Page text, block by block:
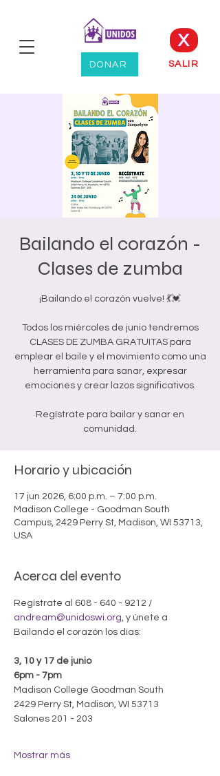
DONAR SALIR
X
Bailando el corazón -
Clases de zumba
¡Bailando el corazón vuelve! 💃💓
Todos los miércoles de junio tendremos
CLASES DE ZUMBA GRATUITAS para
emplear el baile y el movimiento como una
herramienta para sanar, expresar
emociones y crear lazos significativos.
Regístrate para bailar y sanar en
comunidad.
Horario y ubicación
17 jun 2026, 6:00 p.m. – 7:00 p.m.
Madison College - Goodman South
Campus, 2429 Perry St, Madison, WI 53713,
USA
Acerca del evento
Regístrate al 608 - 640 - 9212 /
andream@unidoswi.org, y únete a
Bailando el corazón los días:
3, 10 y 17 de junio
6pm - 7pm
Madison College Goodman South
2429 Perry St, Madison, WI 53713
Salones 201 - 203
Mostrar más